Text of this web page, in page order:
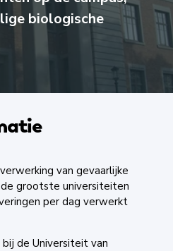
biologische
van gevaarlijke
grootste universiteiten
per dag verwerkt
de Universiteit van